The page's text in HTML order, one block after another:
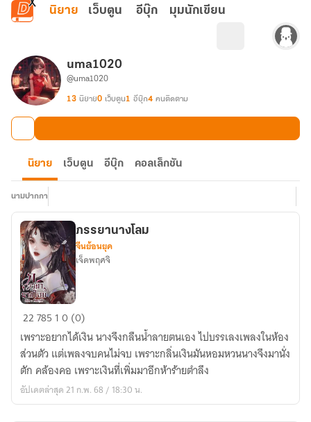
ข้ามไปยังเนื้อหาหลัก
นิยาย เว็บตูน อีบุ๊ก มุมนักเขียน
uma1020
@uma1020
13 นิยาย0 เว็บตูน1 อีบุ๊ก4 คนติดตาม
นิยาย เว็บตูน อีบุ๊ก คอลเล็กชัน
นามปากกา
ภรรยา
โลม
ภรรยานางโลม
จีนย้อนยุค
เจ็ดพฤศจิ
22785 10 (0)
เพราะอยากได้เงิน นางจึงกลืนน้ำลายตนเอง ไปบรรเลงเพลงในห้อง
ส่วนตัว แต่เพลงจบคนไม่จบ เพราะกลิ่นเงินมันหอมหวนนางจึงมานั่ง
ตัก คล้องคอ เพราะเงินที่เพิ่มมาอีกห้าร้ายตำลึง
อัปเดตล่าสุด 21 ก.พ. 68 / 18:30 น.